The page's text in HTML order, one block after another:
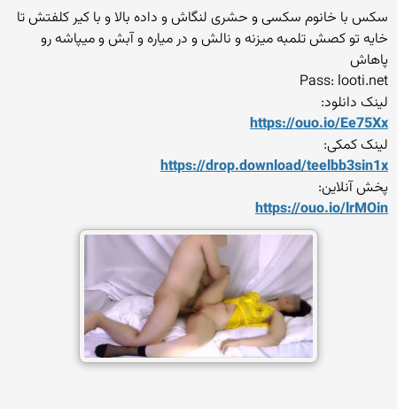
سکس با خانوم سکسی و حشری لنگاش و داده بالا و با کیر کلفتش تا
خایه تو کصش تلمبه میزنه و نالش و در میاره و آبش و میپاشه رو
پاهاش
Pass: looti.net
لینک دانلود:
https://ouo.io/Ee75Xx
لینک کمکی:
https://drop.download/teelbb3sin1x
پخش آنلاین:
https://ouo.io/lrMOin